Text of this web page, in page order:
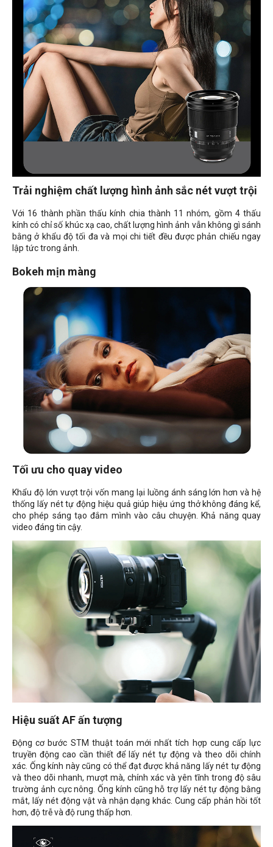
Trải nghiệm chất lượng hình ảnh sắc nét vượt trội
Với 16 thành phần thấu kính chia thành 11 nhóm, gồm 4 thấu
kính có chỉ số khúc xạ cao, chất lượng hình ảnh vẫn không gì sánh
bằng ở khẩu độ tối đa và mọi chi tiết đều được phản chiếu ngay
lập tức trong ảnh.
Bokeh mịn màng
Tối ưu cho quay video
Khẩu độ lớn vượt trội vốn mang lại luồng ánh sáng lớn hơn và hệ
thống lấy nét tự động hiệu quả giúp hiệu ứng thở không đáng kể,
cho phép sáng tạo đắm mình vào câu chuyện. Khả năng quay
video đáng tin cậy.
Hiệu suất AF ấn tượng
Động cơ bước STM thuật toán mới nhất tích hợp cung cấp lực
truyền động cao cần thiết để lấy nét tự động và theo dõi chính
xác. Ống kính này cũng có thể đạt được khả năng lấy nét tự động
và theo dõi nhanh, mượt mà, chính xác và yên tĩnh trong độ sâu
trường ảnh cực nông. Ống kính cũng hỗ trợ lấy nét tự động bằng
mắt, lấy nét động vật và nhận dạng khác. Cung cấp phản hồi tốt
hơn, độ trễ và độ rung thấp hơn.